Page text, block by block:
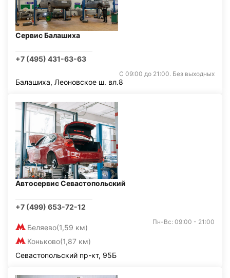
Сервис Балашиха
+7 (495) 431-63-63
С 09:00 до 21:00. Без выходных
Балашиха, Леоновское ш. вл.8
Автосервис Севастопольский
+7 (499) 653-72-12
Беляево(1,59 км)
Коньково(1,87 км)
Пн-Вс: 09:00 - 21:00
Севастопольский пр-кт, 95Б